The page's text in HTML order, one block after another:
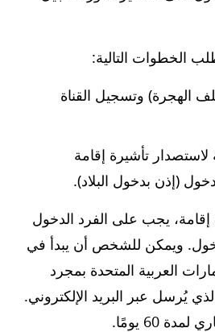
الخطوات التالية:
الهجرة) وتسجيل القناة
لاستصدار تأشيرة إقامة
(إذن بدخول البلاد).
يجب على الفرد الدخول
ويمكن للشخص أن يبدأ في
العربية المتحدة بمجرد
يُرسل عبر البريد الإلكتروني.
60 يومًا.